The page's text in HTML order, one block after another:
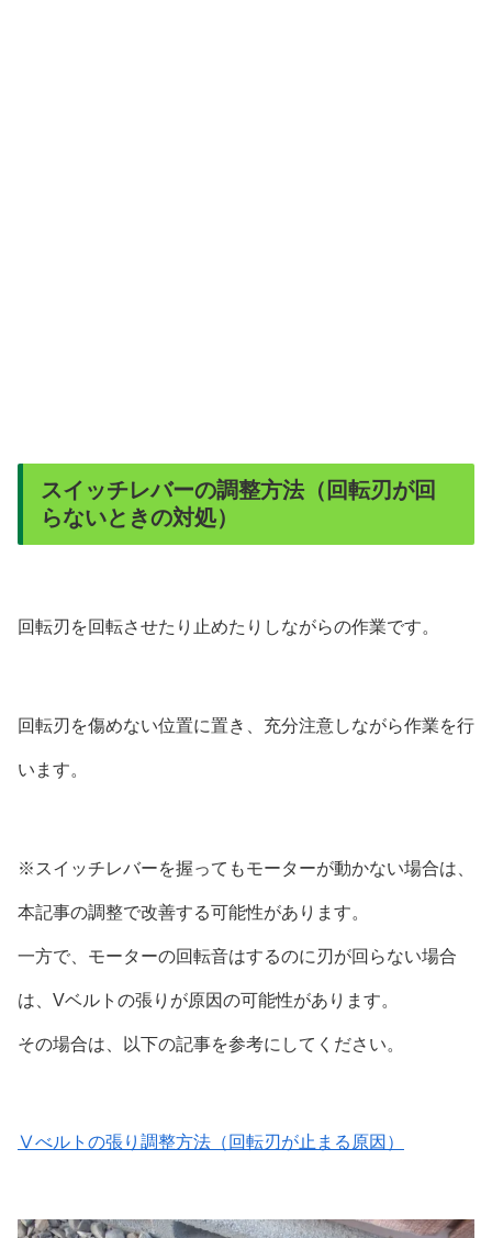
スイッチレバーの調整方法（回転刃が回
らないときの対処）
回転刃を回転させたり止めたりしながらの作業です。
回転刃を傷めない位置に置き、充分注意しながら作業を行
います。
※スイッチレバーを握ってもモーターが動かない場合は、
本記事の調整で改善する可能性があります。
一方で、モーターの回転音はするのに刃が回らない場合
は、Vベルトの張りが原因の可能性があります。
その場合は、以下の記事を参考にしてください。
Ⅴべルトの張り調整方法（回転刃が止まる原因）